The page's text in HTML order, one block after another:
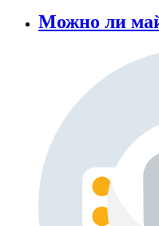
Можно ли